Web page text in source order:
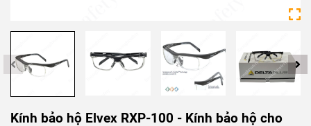
Kính bảo hộ Elvex RXP-100 - Kính bảo hộ cho